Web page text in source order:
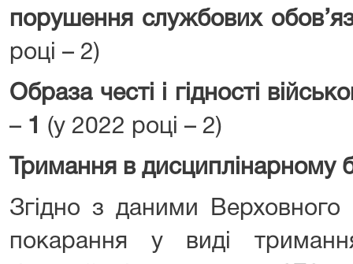
порушення службових
році – 2)
Образа честі і гідності
– 1
(у 2022 році – 2)
Тримання в дисциплінарному
Згідно з даними
покарання у виді